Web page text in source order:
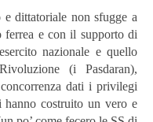
dittatoriale non sfugge a
ferrea e con il supporto di
nazionale e quello
(i Pasdaran),
dati i privilegi
hanno costruito un vero e